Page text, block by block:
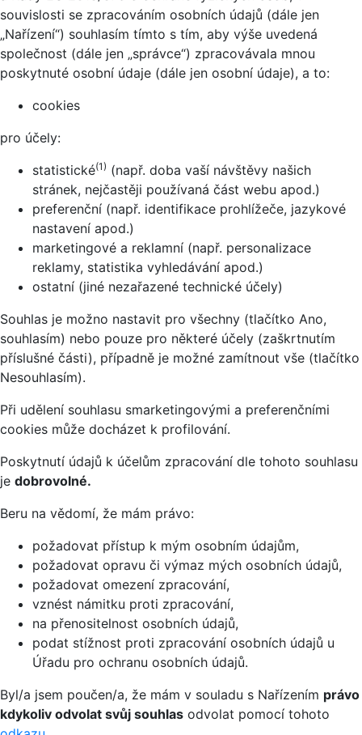
souvislosti se zpracováním osobních údajů (dále jen
„Nařízení“) souhlasím tímto s tím, aby výše uvedená
společnost (dále jen „správce“) zpracovávala mnou
poskytnuté osobní údaje (dále jen osobní údaje), a to:
cookies
pro účely:
statistické(1) (např. doba vaší návštěvy našich
stránek, nejčastěji používaná část webu apod.)
preferenční (např. identifikace prohlížeče, jazykové
nastavení apod.)
marketingové a reklamní (např. personalizace
reklamy, statistika vyhledávání apod.)
ostatní (jiné nezařazené technické účely)
Souhlas je možno nastavit pro všechny (tlačítko Ano,
souhlasím) nebo pouze pro některé účely (zaškrtnutím
příslušné části), případně je možné zamítnout vše (tlačítko
Nesouhlasím).
Při udělení souhlasu smarketingovými a preferenčními
cookies může docházet k profilování.
Poskytnutí údajů k účelům zpracování dle tohoto souhlasu
je dobrovolné.
Beru na vědomí, že mám právo:
požadovat přístup k mým osobním údajům,
požadovat opravu či výmaz mých osobních údajů,
požadovat omezení zpracování,
vznést námitku proti zpracování,
na přenositelnost osobních údajů,
podat stížnost proti zpracování osobních údajů u
Úřadu pro ochranu osobních údajů.
Byl/a jsem poučen/a, že mám v souladu s Nařízením právo
kdykoliv odvolat svůj souhlas odvolat pomocí tohoto